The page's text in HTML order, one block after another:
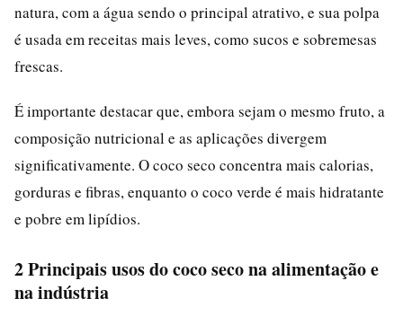
natura, com a água sendo o principal atrativo, e sua polpa
é usada em receitas mais leves, como sucos e sobremesas
frescas.
É importante destacar que, embora sejam o mesmo fruto, a
composição nutricional e as aplicações divergem
significativamente. O coco seco concentra mais calorias,
gorduras e fibras, enquanto o coco verde é mais hidratante
e pobre em lipídios.
2 Principais usos do coco seco na alimentação e
na indústria